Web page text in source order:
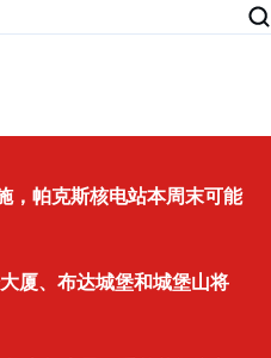
，帕克斯核电站本周末可能
厦、布达城堡和城堡山将